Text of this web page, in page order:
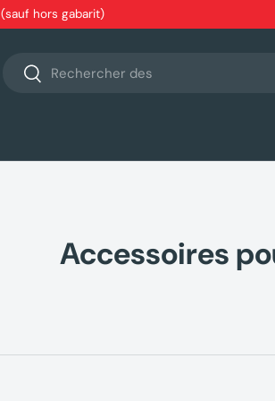
(sauf hors gabarit)
Recherche
Rechercher
Accessoires